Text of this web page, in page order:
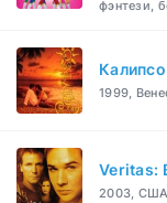
фэнтези,
Калипсо
1999,
Veritas:
2003,